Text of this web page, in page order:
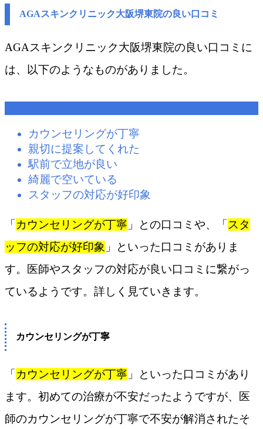
AGAスキンクリニック大阪堺東院の良い口コミ
AGAスキンクリニック大阪堺東院の良い口コミに
は、以下のようなものがありました。
カウンセリングが丁寧
親切に提案してくれた
駅前で立地が良い
綺麗で空いている
スタッフの対応が好印象
「 カウンセリングが丁寧 」との口コミや、「 スタ
ッフの対応が好印象 」といった口コミがありま
す。医師やスタッフの対応が良い口コミに繋がっ
ているようです。詳しく見ていきます。
カウンセリングが丁寧
「 カウンセリングが丁寧 」といった口コミがあり
ます。初めての治療が不安だったようですが、医
師のカウンセリングが丁寧で不安が解消されたそ